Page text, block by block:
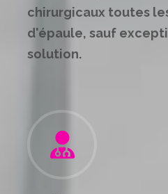
chirurgicaux toutes
d'épaule, sauf
solution.